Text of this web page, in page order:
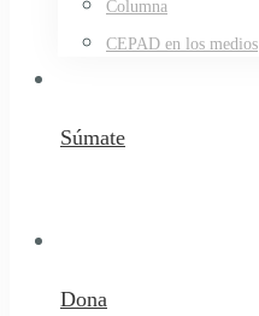
Columna
CEPAD en los medios
Súmate
Dona